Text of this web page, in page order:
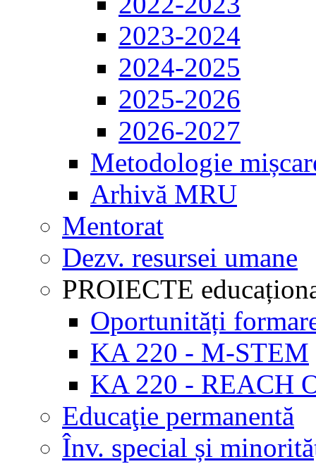
2023-2024
2024-2025
2025-2026
2026-2027
Metodologie
Arhivă MRU
Mentorat
Dezv. resursei umane
PROIECTE
Oportunități
KA 220 - M-STEM
KA 220 - REACH
Educaţie permanentă
Înv. special și